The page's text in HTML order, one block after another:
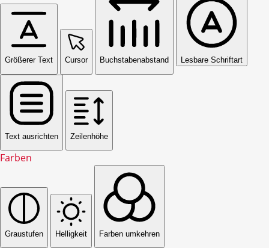
Größerer Text Cursor Buchstabenabstand Lesbare Schriftart
Text ausrichten Zeilenhöhe
Farben
Graustufen Helligkeit Farben umkehren